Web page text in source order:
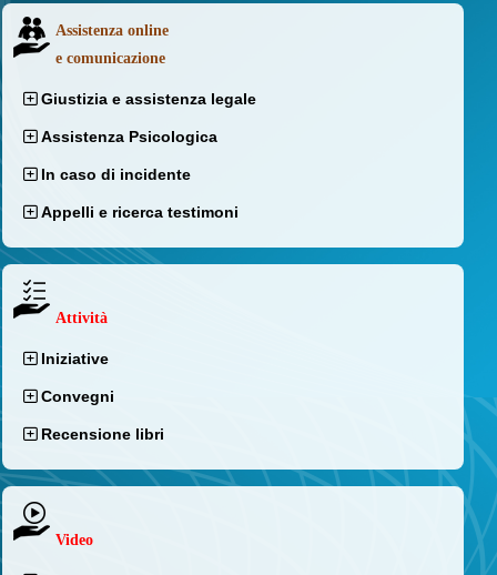
Assistenza online
e comunicazione
Giustizia e assistenza legale
Assistenza Psicologica
In caso di incidente
Appelli e ricerca testimoni
Attività
Iniziative
Convegni
Recensione libri
Video